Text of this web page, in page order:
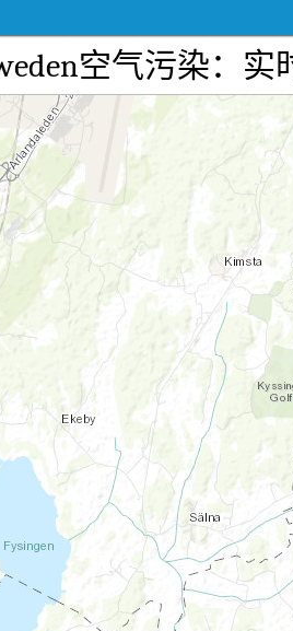
空气污染：